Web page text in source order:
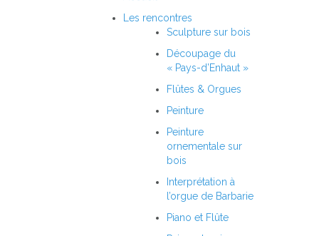
Les rencontres
Sculpture sur bois
Découpage du
« Pays-d’Enhaut »
Flûtes & Orgues
Peinture
Peinture
ornementale sur
bois
Interprétation à
l’orgue de Barbarie
Piano et Flûte